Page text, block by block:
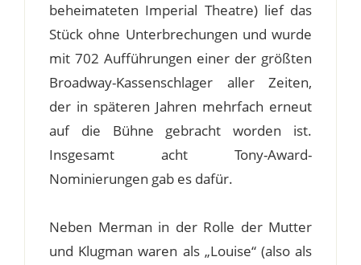
beheimateten Imperial Theatre) lief das
Stück ohne Unterbrechungen und wurde
mit 702 Aufführungen einer der größten
Broadway-Kassenschlager aller Zeiten,
der in späteren Jahren mehrfach erneut
auf die Bühne gebracht worden ist.
Insgesamt acht Tony-Award-
Nominierungen gab es dafür.
Neben Merman in der Rolle der Mutter
und Klugman waren als „Louise“ (also als